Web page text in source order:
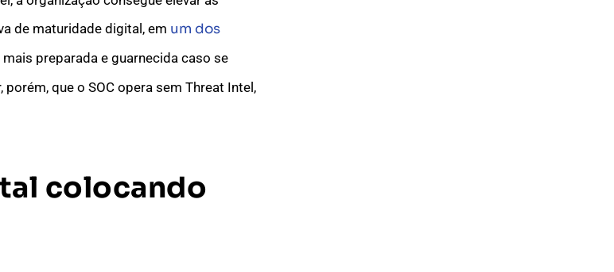
de maturidade digital, em um dos
preparada e guarnecida caso se
que o SOC opera sem Threat Intel,
colocando